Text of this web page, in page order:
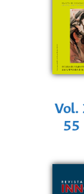
Vol.
55